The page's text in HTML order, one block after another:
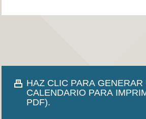
HAZ CLIC PARA GENERAR
CALENDARIO PARA
PDF).